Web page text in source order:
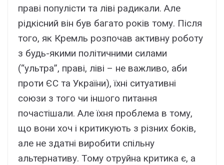
праві популісти та ліві радикали. Але
рідкісний він був багато років тому. Після
того, як Кремль розпочав активну роботу
з будь-якими політичними силами
(“ультра”, праві, ліві – не важливо, аби
проти ЄС та України), їхні ситуативні
союзи з того чи іншого питання
почастішали. Але їхня проблема в тому,
що вони хоч і критикують з різних боків,
але не здатні виробити спільну
альтернативу. Тому отруйна критика є, а